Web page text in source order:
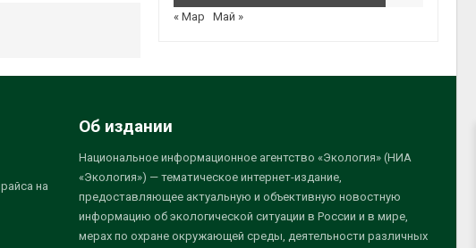
« Мар
Май »
на
Об издании
Национальное информационное агентство «Экология» (НИА
«Экология») — тематическое интернет-издание,
предоставляющее актуальную и объективную новостную
информацию об экологической ситуации в России и в мире,
мерах по охране окружающей среды, деятельности различных